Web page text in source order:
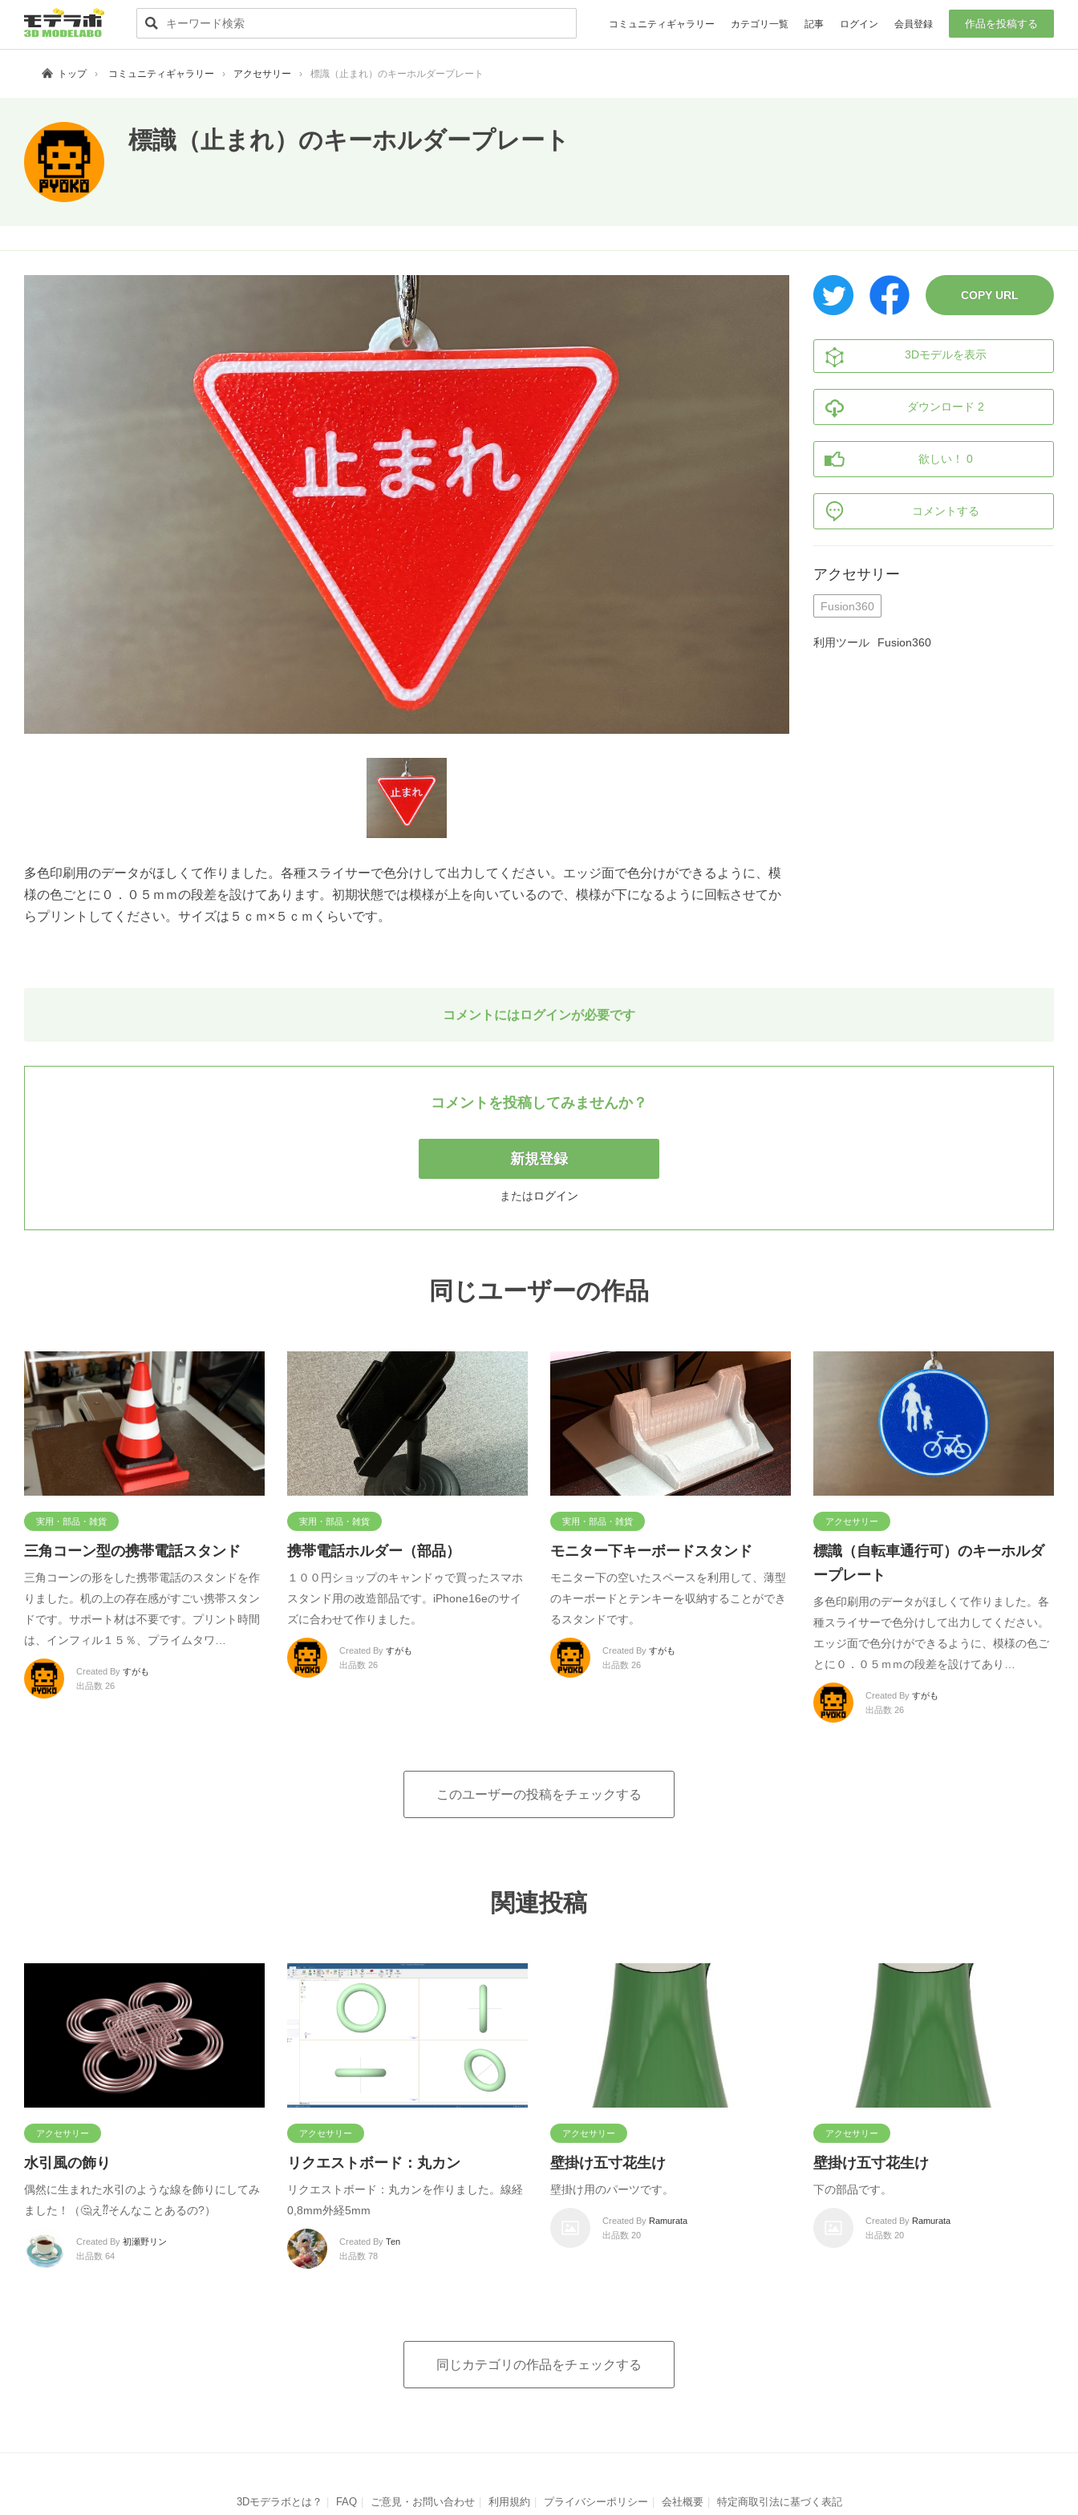
コミュニティギャラリー カテゴリ一覧 記事 ログイン 会員登録 作品を投稿する
トップ コミュニティギャラリー アクセサリー 標識（止まれ）のキーホルダープレート
標識（止まれ）のキーホルダープレート
多色印刷用のデータがほしくて作りました。各種スライサーで色分けして出力してください。エッジ面で色分けができるように、模
様の色ごとに０．０５ｍｍの段差を設けてあります。初期状態では模様が上を向いているので、模様が下になるように回転させてか
らプリントしてください。サイズは５ｃｍ×５ｃｍくらいです。
COPY URL
3Dモデルを表示
ダウンロード 2
欲しい！ 0
コメントする
アクセサリー
Fusion360
利用ツール Fusion360
コメントにはログインが必要です
コメントを投稿してみませんか？
新規登録
またはログイン
同じユーザーの作品
実用・部品・雑貨
三角コーン型の携帯電話スタンド
三角コーンの形をした携帯電話のスタンドを作
りました。机の上の存在感がすごい携帯スタン
ドです。サポート材は不要です。プリント時間
は、インフィル１５％、プライムタワ…
Created By すがも
出品数 26
実用・部品・雑貨
携帯電話ホルダー（部品）
１００円ショップのキャンドゥで買ったスマホ
スタンド用の改造部品です。iPhone16eのサイ
ズに合わせて作りました。
Created By すがも
出品数 26
実用・部品・雑貨
モニター下キーボードスタンド
モニター下の空いたスペースを利用して、薄型
のキーボードとテンキーを収納することができ
るスタンドです。
Created By すがも
出品数 26
アクセサリー
標識（自転車通行可）のキーホルダ
ープレート
多色印刷用のデータがほしくて作りました。各
種スライサーで色分けして出力してください。
エッジ面で色分けができるように、模様の色ご
とに０．０５ｍｍの段差を設けてあり…
Created By すがも
出品数 26
このユーザーの投稿をチェックする
関連投稿
アクセサリー
水引風の飾り
偶然に生まれた水引のような線を飾りにしてみ
ました！（🤔え⁇そんなことあるの?）
Created By 初瀬野リン
出品数 64
アクセサリー
リクエストボード：丸カン
リクエストボード：丸カンを作りました。線経
0,8mm外経5mm
Created By Ten
出品数 78
アクセサリー
壁掛け五寸花生け
壁掛け用のパーツです。
Created By Ramurata
出品数 20
アクセサリー
壁掛け五寸花生け
下の部品です。
Created By Ramurata
出品数 20
同じカテゴリの作品をチェックする
3Dモデラボとは？ FAQ ご意見・お問い合わせ 利用規約 プライバシーポリシー 会社概要 特定商取引法に基づく表記